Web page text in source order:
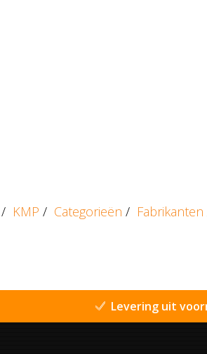
/ KMP / Categorieën / Fabrikanten
Levering uit